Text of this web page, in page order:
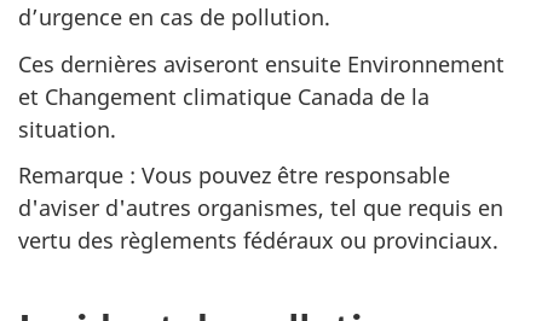
d’urgence en cas de pollution.
Ces dernières aviseront ensuite Environnement
et Changement climatique Canada de la
situation.
Remarque : Vous pouvez être responsable
d'aviser d'autres organismes, tel que requis en
vertu des règlements fédéraux ou provinciaux.